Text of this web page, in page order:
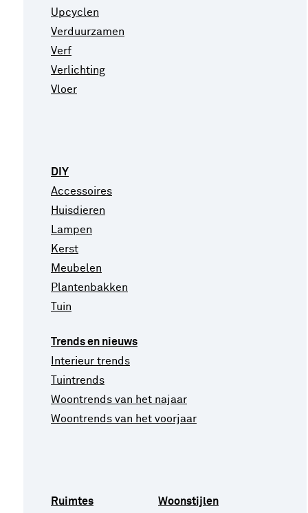
Upcyclen
Verduurzamen
Verf
Verlichting
Vloer
DIY
Accessoires
Huisdieren
Lampen
Kerst
Meubelen
Plantenbakken
Tuin
Trends en nieuws
Interieur trends
Tuintrends
Woontrends van het najaar
Woontrends van het voorjaar
Ruimtes
Woonstijlen